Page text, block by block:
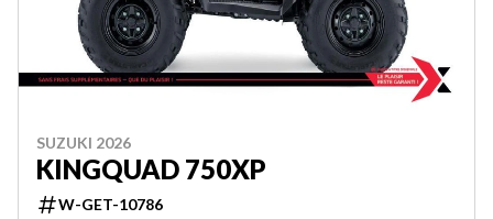
SUZUKI 2026
KINGQUAD 750XP
W-GET-10786